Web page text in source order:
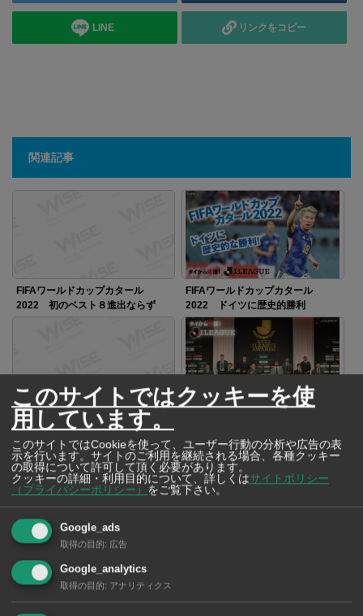
LINE リンクをコピー
関連記事
FIFAワールドカップカタール
2022 初のベスト８進出ならず
FIFAワールドカップカタール
2022 ドイツに歴史的勝利
FIFAワールドカップカタール2022
が開幕
FIFAワールドカップカタール
2022 日本代表メンバー26人決定
このサイトではクッキーを使
用しています。
このサイトではCookieを使って、ユーザー行動の分析や広告の表
示を行います。サイトのご利用を継続される場合、各種クッキー
の取得について許可して頂く必要があります。
クッキーの詳細・利用目的について、詳しくはサイトポリシー
（プライバシーポリシー）
をご覧下さい。
Google_ads
取得の目的: 広告
Google_analytics
取得の目的: アナリティクス